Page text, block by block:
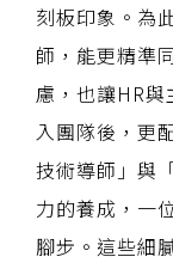
刻板印象。為
師，能更精準
慮，也讓HR
入團隊後，更
技術導師」與
力的養成，一
腳步。這些細